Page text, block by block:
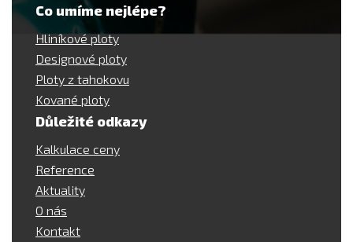
Co umíme nejlépe?
Hliníkové ploty
Designové ploty
Ploty z tahokovu
Kované ploty
Důležité odkazy
Kalkulace ceny
Reference
Aktuality
O nás
Kontakt